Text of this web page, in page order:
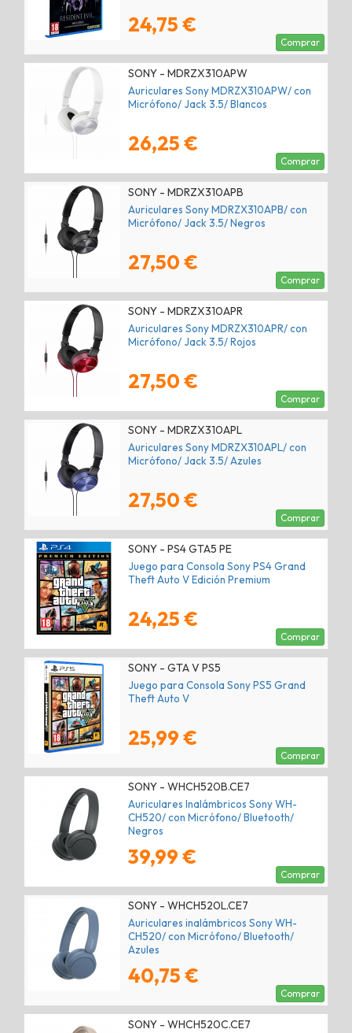
24,75 €
Comprar
SONY - MDRZX310APW
Auriculares Sony MDRZX310APW/ con
Micrófono/ Jack 3.5/ Blancos
26,25 €
Comprar
SONY - MDRZX310APB
Auriculares Sony MDRZX310APB/ con
Micrófono/ Jack 3.5/ Negros
27,50 €
Comprar
SONY - MDRZX310APR
Auriculares Sony MDRZX310APR/ con
Micrófono/ Jack 3.5/ Rojos
27,50 €
Comprar
SONY - MDRZX310APL
Auriculares Sony MDRZX310APL/ con
Micrófono/ Jack 3.5/ Azules
27,50 €
Comprar
SONY - PS4 GTA5 PE
Juego para Consola Sony PS4 Grand
Theft Auto V Edición Premium
24,25 €
Comprar
SONY - GTA V PS5
Juego para Consola Sony PS5 Grand
Theft Auto V
25,99 €
Comprar
SONY - WHCH520B.CE7
Auriculares Inalámbricos Sony WH-
CH520/ con Micrófono/ Bluetooth/
Negros
39,99 €
Comprar
SONY - WHCH520L.CE7
Auriculares inalámbricos Sony WH-
CH520/ con Micrófono/ Bluetooth/
Azules
40,75 €
Comprar
SONY - WHCH520C.CE7